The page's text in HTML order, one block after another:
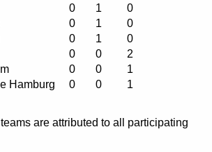
0 1
0
0 1
0
0 1
0
0 0
2
0 0
1
Hamburg 0 0 1
are attributed to all participating